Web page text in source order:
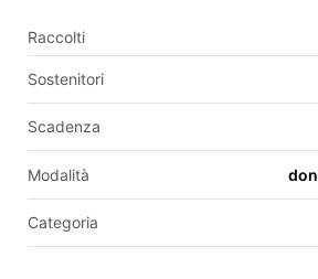
Raccolti
Sostenitori
Scadenza
Modalità
Categoria